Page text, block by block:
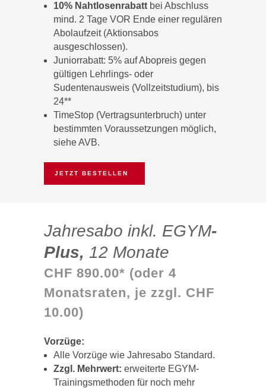
10% Nahtlosenrabatt bei Abschluss
mind. 2 Tage VOR Ende einer regulären
Abolaufzeit (Aktionsabos
ausgeschlossen).
Juniorrabatt: 5% auf Abopreis gegen
gültigen Lehrlings- oder
Sudentenausweis (Vollzeitstudium), bis
24**
TimeStop (Vertragsunterbruch) unter
bestimmten Voraussetzungen möglich,
siehe AVB.
JETZT BESTELLEN
Jahresabo inkl. EGYM-
Plus, 12 Monate
CHF 890.00* (oder 4
Monatsraten, je zzgl. CHF
10.00)
Vorzüge:
Alle Vorzüge wie Jahresabo Standard.
Zzgl. Mehrwert: erweiterte EGYM-
Trainingsmethoden für noch mehr